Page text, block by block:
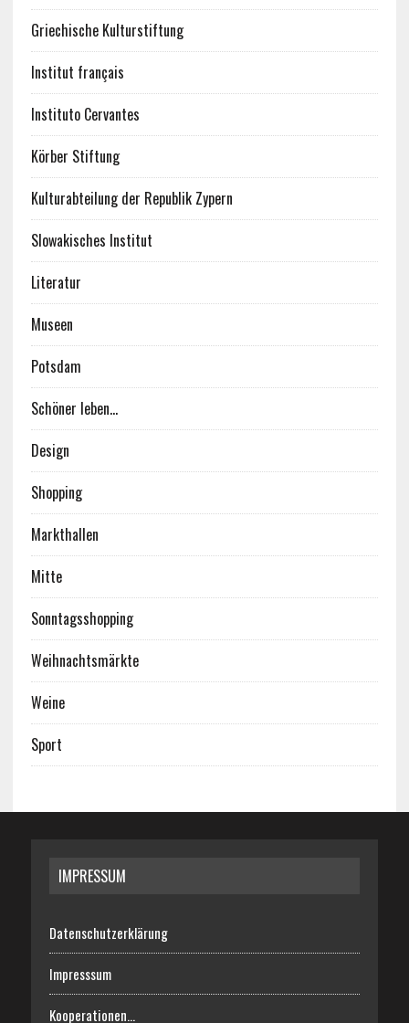
Griechische Kulturstiftung
Institut français
Instituto Cervantes
Körber Stiftung
Kulturabteilung der Republik Zypern
Slowakisches Institut
Literatur
Museen
Potsdam
Schöner leben…
Design
Shopping
Markthallen
Mitte
Sonntagsshopping
Weihnachtsmärkte
Weine
Sport
IMPRESSUM
Datenschutzerklärung
Impresssum
Kooperationen…